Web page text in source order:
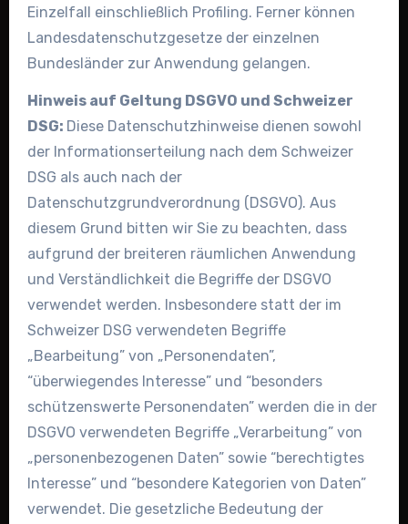
Einzelfall einschließlich Profiling. Ferner können
Landesdatenschutzgesetze der einzelnen
Bundesländer zur Anwendung gelangen.
Hinweis auf Geltung DSGVO und Schweizer
DSG: Diese Datenschutzhinweise dienen sowohl
der Informationserteilung nach dem Schweizer
DSG als auch nach der
Datenschutzgrundverordnung (DSGVO). Aus
diesem Grund bitten wir Sie zu beachten, dass
aufgrund der breiteren räumlichen Anwendung
und Verständlichkeit die Begriffe der DSGVO
verwendet werden. Insbesondere statt der im
Schweizer DSG verwendeten Begriffe
„Bearbeitung” von „Personendaten”,
“überwiegendes Interesse” und “besonders
schützenswerte Personendaten” werden die in der
DSGVO verwendeten Begriffe „Verarbeitung” von
„personenbezogenen Daten” sowie “berechtigtes
Interesse” und “besondere Kategorien von Daten”
verwendet. Die gesetzliche Bedeutung der